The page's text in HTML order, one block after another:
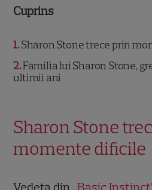
Cuprins
1 Sharon Stone trece prin
2 Familia lui Sharon Stone,
ultimii ani
Sharon Stone
momente dificile
Vedeta din „Basic